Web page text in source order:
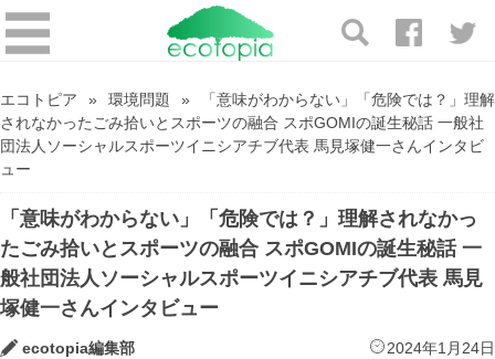
エコトピア 環境問題
「意味がわからない」「危険では？」理解
されなかったごみ拾いとスポーツの融合 スポGOMIの誕生秘話 一般社
団法人ソーシャルスポーツイニシアチブ代表 馬見塚健一さんインタビ
ュー
「意味がわからない」「危険では？」理解されなかっ
たごみ拾いとスポーツの融合 スポGOMIの誕生秘話 一
般社団法人ソーシャルスポーツイニシアチブ代表 馬見
塚健一さんインタビュー
ecotopia編集部 2024年1月24日